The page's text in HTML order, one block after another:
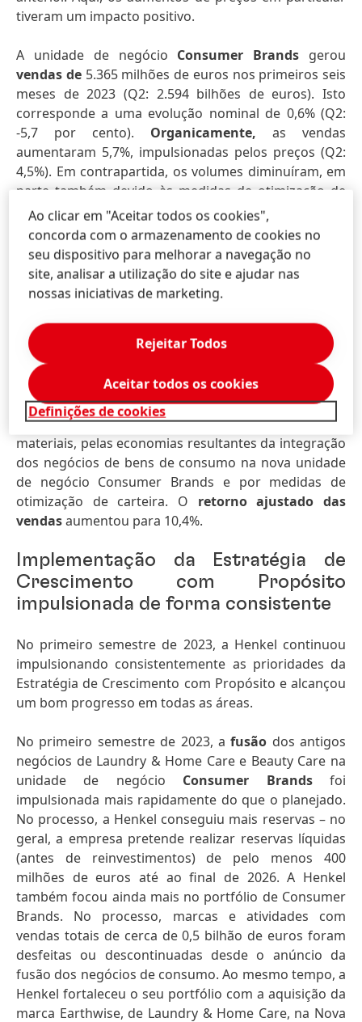
tiveram um impacto positivo.
A unidade de negócio Consumer Brands gerou
vendas de 5.365 milhões de euros nos primeiros seis
meses de 2023 (Q2: 2.594 bilhões de euros). Isto
corresponde a uma evolução nominal de 0,6% (Q2:
-5,7 por cento). Organicamente, as vendas
aumentaram 5,7%, impulsionadas pelos preços (Q2:
4,5%). Em contrapartida, os volumes diminuíram, em
parte também devido às medidas de otimização de
carteira em curso. A área de negócio Laundry &
Home Care registou um crescimento orgânico de
vendas muito forte de 5,3% (Q2: 4,4%). O negócio de
Hair alcançou um aumento global de vendas
orgânicas de 7,9% no primeiro semestre de 2023 (Q2:
6,1%). Os demais negócios de Consumo registaram
uma evolução estável das vendas no primeiro
semestre do ano (0,0%, Q2: -1,4 por cento).
O lucro
operacional ajustado
foi de 559 milhões de euros,
15,9% acima do ano anterior. Este aumento foi
apoiado pela evolução dos preços de venda para
compensar ainda mais os preços diretos dos
materiais, pelas economias resultantes da integração
dos negócios de bens de consumo na nova unidade
de negócio Consumer Brands e por medidas de
otimização de carteira. O retorno ajustado das
vendasaumentou para 10,4%.
Implementação da Estratégia de
Crescimento com Propósito
impulsionada de forma consistente
No primeiro semestre de 2023, a Henkel continuou
impulsionando consistentemente as prioridades da
Estratégia de Crescimento com Propósito e alcançou
um bom progresso em todas as áreas.
No primeiro semestre de 2023, afusão dos antigos
negócios de Laundry & Home Care e Beauty Care na
unidade de negócio Consumer Brandsfoi
impulsionada mais rapidamente do que o planejado.
No processo, a Henkel conseguiu mais reservas – no
geral, a empresa pretende realizar reservas líquidas
(antes de reinvestimentos) de pelo menos 400
milhões de euros até ao final de 2026. A Henkel
também focou ainda mais no portfólio de Consumer
Brands. No processo, marcas e atividades com
vendas totais de cerca de 0,5 bilhão de euros foram
desfeitas ou descontinuadas desde o anúncio da
fusão dos negócios de consumo. Ao mesmo tempo, a
Henkel fortaleceu o seu portfólio com a aquisição da
marca Earthwise, de Laundry & Home Care, na Nova
Ao clicar em "Aceitar todos os cookies",
concorda com o armazenamento de cookies no
seu dispositivo para melhorar a navegação no
site, analisar a utilização do site e ajudar nas
nossas iniciativas de marketing.
Definições de cookies
Rejeitar Todos
Aceitar todos os cookies